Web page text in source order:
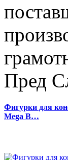
Пред
Фигурки для
Mega B…